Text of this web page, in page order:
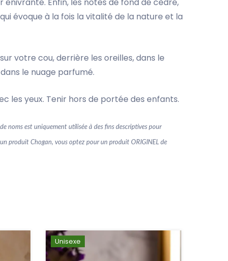
évoque à la fois la vitalité de la nature et la
votre cou, derrière les oreilles, dans le
le nuage parfumé.
les yeux. Tenir hors de portée des enfants.
noms est uniquement utilisée à des fins descriptives pour
produit Chogan, vous optez pour un produit ORIGINEL de
Unisexe